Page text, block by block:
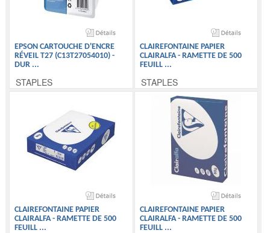
EPSON CARTOUCHE D'ENCRE
RÉVEIL T27 (C13T27054010) -
DUR ...
STAPLES
CLAIREFONTAINE PAPIER
CLAIRALFA - RAMETTE DE 500
FEUILL ...
STAPLES
CLAIREFONTAINE PAPIER
CLAIRALFA - RAMETTE DE 500
FEUILL ...
CLAIREFONTAINE PAPIER
CLAIRALFA - RAMETTE DE 500
FEUILL ...